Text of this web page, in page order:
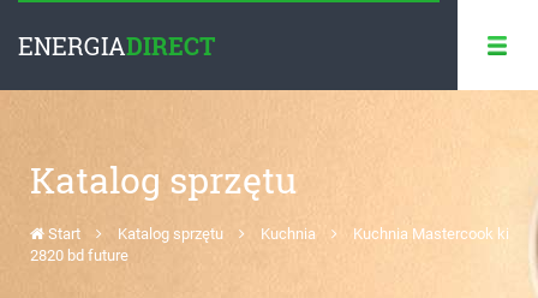
ENERGIADIRECT
Katalog sprzętu
Start Katalog sprzętu Kuchnia
Kuchnia Mastercook ki
2820 bd future